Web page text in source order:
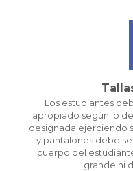
Los estudiantes
apropiado según lo
designada ejerciendo
y pantalones debe
cuerpo del
grande ni